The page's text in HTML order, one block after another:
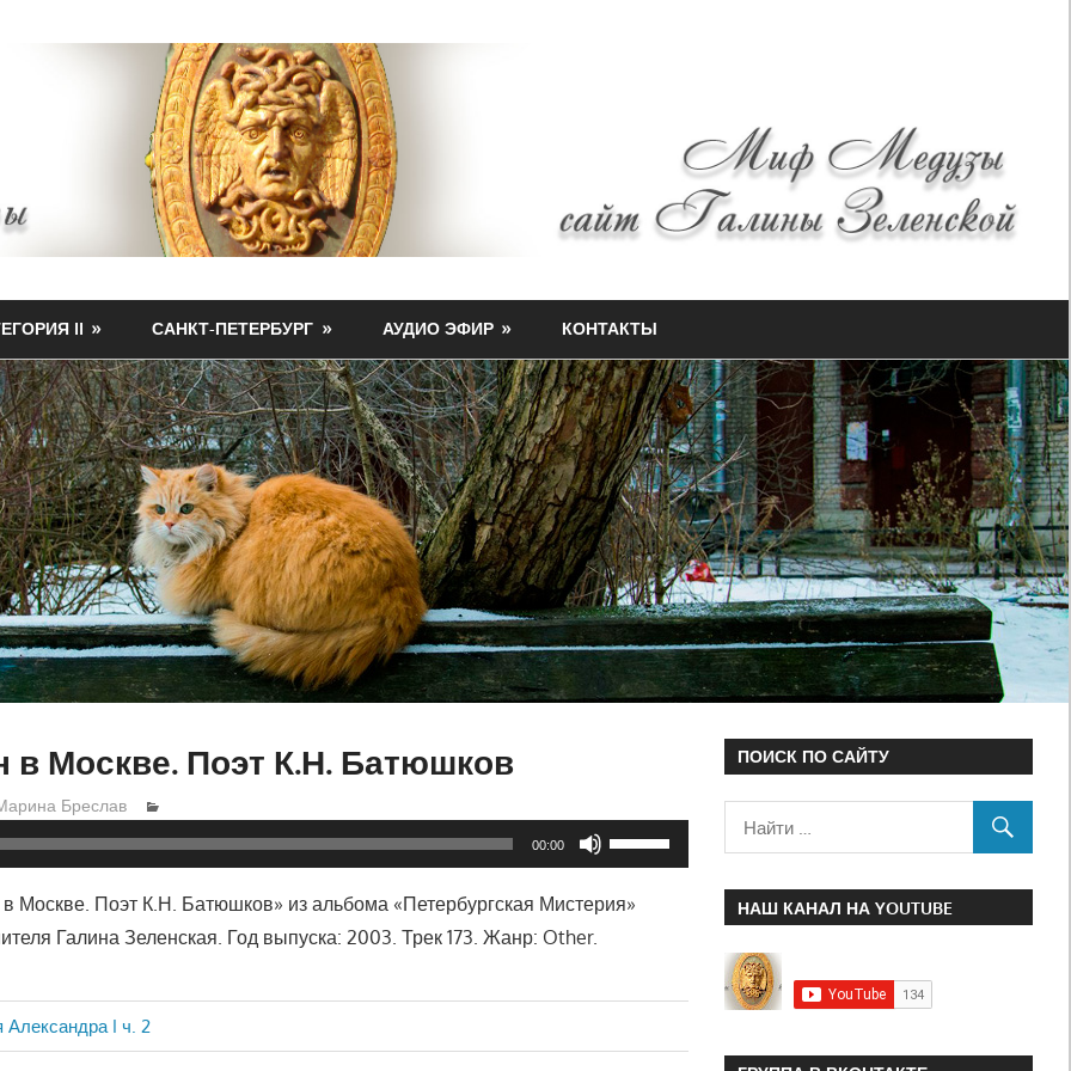
II САНКТ-ПЕТЕРБУРГ АУДИО ЭФИР КОНТАКТЫ
в Москве. Поэт К.Н. Батюшков
Бреслав
00:00
Используйте
клавиши
вверх/
увеличить
Москве. Поэт К.Н. Батюшков» из альбома «Петербургская Мистерия»
Галина Зеленская. Год выпуска: 2003. Трек 173. Жанр: Other.
Александра I ч. 2
ПОИСК ПО САЙТУ
НАШ КАНАЛ НА YOUTUBE